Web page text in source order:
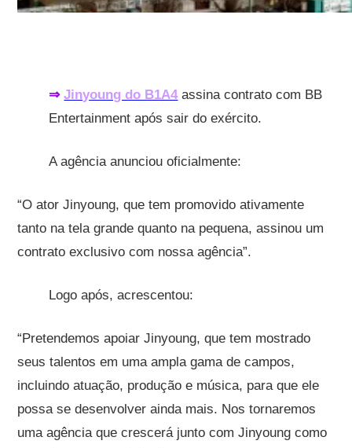
⇒Jinyoung do B1A4assina contrato com BB
Entertainment após sair do exército.
A agência anunciou oficialmente:
“O ator Jinyoung, que tem promovido ativamente
tanto na tela grande quanto na pequena, assinou um
contrato exclusivo com nossa agência”.
Logo após, acrescentou:
“Pretendemos apoiar Jinyoung, que tem mostrado
seus talentos em uma ampla gama de campos,
incluindo atuação, produção e música, para que ele
possa se desenvolver ainda mais. Nos tornaremos
uma agência que crescerá junto com Jinyoung como